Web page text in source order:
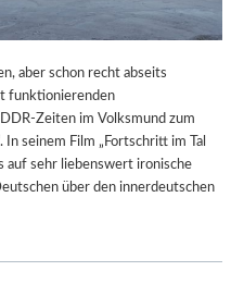
aber schon recht abseits
funktionierenden
Zeiten im Volksmund zum
seinem Film „Fortschritt im Tal
auf sehr liebenswert ironische
über den innerdeutschen